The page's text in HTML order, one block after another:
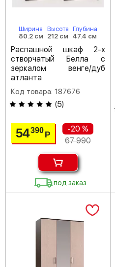
Ширина
80.2 см
Высота
212 см
Глубина
47.4 см
Распашной шкаф 2-х
створчатый Белла с
зеркалом венге/дуб
атланта
Код товара: 187676
(5)
54390Р
-20 %
67 990
под заказ